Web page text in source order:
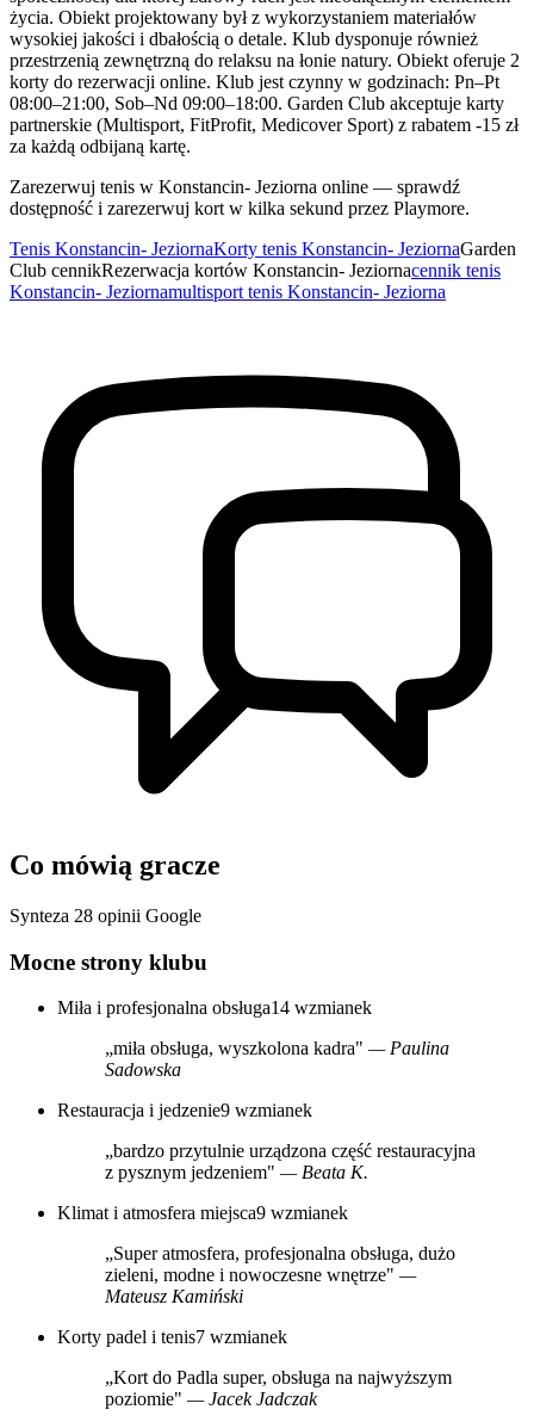
życia. Obiekt projektowany był z wykorzystaniem materiałów
wysokiej jakości i dbałością o detale. Klub dysponuje również
przestrzenią zewnętrzną do relaksu na łonie natury. Obiekt oferuje 2
korty do rezerwacji online. Klub jest czynny w godzinach: Pn–Pt
08:00–21:00, Sob–Nd 09:00–18:00. Garden Club akceptuje karty
partnerskie (Multisport, FitProfit, Medicover Sport) z rabatem -15 zł
za każdą odbijaną kartę.
Zarezerwuj tenis w Konstancin- Jeziorna online — sprawdź
dostępność i zarezerwuj kort w kilka sekund przez Playmore.
Tenis Konstancin- JeziornaKorty tenis Konstancin- JeziornaGarden
Club cennikRezerwacja kortów Konstancin- Jeziornacennik tenis
Konstancin- Jeziornamultisport tenis Konstancin- Jeziorna
Co mówią gracze
Synteza 28 opinii Google
Mocne strony klubu
Miła i profesjonalna obsługa14 wzmianek
„miła obsługa, wyszkolona kadra" — Paulina
Sadowska
Restauracja i jedzenie9 wzmianek
„bardzo przytulnie urządzona część restauracyjna
z pysznym jedzeniem" — Beata K.
Klimat i atmosfera miejsca9 wzmianek
„Super atmosfera, profesjonalna obsługa, dużo
zieleni, modne i nowoczesne wnętrze" —
Mateusz Kamiński
Korty padel i tenis7 wzmianek
„Kort do Padla super, obsługa na najwyższym
poziomie" — Jacek Jadczak